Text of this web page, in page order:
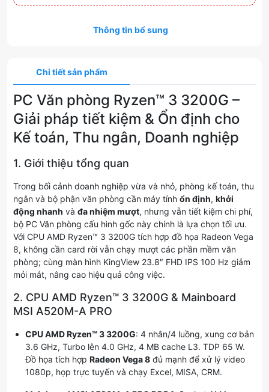
Thông tin bổ sung
Chi tiết sản phẩm
PC Văn phòng Ryzen™ 3 3200G –
Giải pháp tiết kiệm & Ổn định cho
Kế toán, Thu ngân, Doanh nghiệp
1. Giới thiệu tổng quan
Trong bối cảnh doanh nghiệp vừa và nhỏ, phòng kế toán, thu
ngân và bộ phận văn phòng cần máy tính ổn định, khởi
động nhanh và đa nhiệm mượt, nhưng vẫn tiết kiệm chi phí,
bộ PC Văn phòng cấu hình gốc này chính là lựa chọn tối ưu.
Với CPU AMD Ryzen™ 3 3200G tích hợp đồ họa Radeon Vega
8, không cần card rời vẫn chạy mượt các phần mềm văn
phòng; cùng màn hình KingView 23.8″ FHD IPS 100 Hz giảm
mỏi mắt, nâng cao hiệu quả công việc.
2. CPU AMD Ryzen™ 3 3200G & Mainboard
MSI A520M-A PRO
CPU AMD Ryzen™ 3 3200G: 4 nhân/4 luồng, xung cơ bản
3.6 GHz, Turbo lên 4.0 GHz, 4 MB cache L3. TDP 65 W.
Đồ họa tích hợp Radeon Vega 8 đủ mạnh để xử lý video
1080p, họp trực tuyến và chạy Excel, MISA, CRM.